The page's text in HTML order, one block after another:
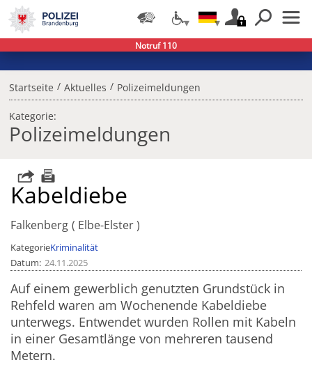
Startseite / Aktuelles / Polizeimeldungen
Kategorie:
Polizeimeldungen
Kabeldiebe
Falkenberg Elbe-Elster
KategorieKriminalität
Datum 24.11.2025
Auf einem gewerblich genutzten Grundstück in
Rehfeld waren am Wochenende Kabeldiebe
unterwegs. Entwendet wurden Rollen mit Kabeln
in einer Gesamtlänge von mehreren tausend
Metern.
Notruf 110